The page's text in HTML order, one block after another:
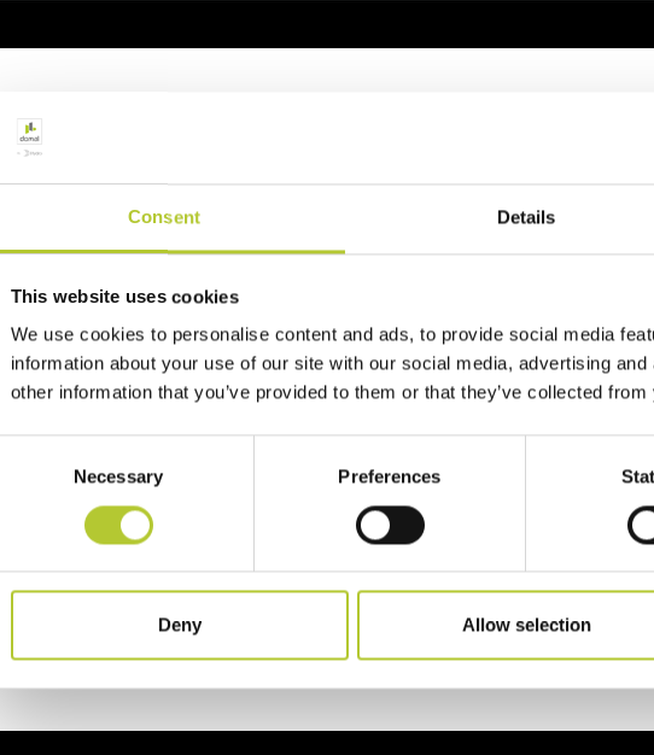
Consent Details
This website uses cookies
We use cookies to personalise content and ads, to provide social media
information about your use of our site with our social media, advertising
other information that you’ve provided to them or that they’ve collected
Necessary Preferences
Deny Allow selection
Richiedi un preventivo
Richiedi il tuo preventivo in 2 minuti
Nome e cognome